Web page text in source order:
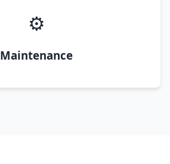
⚙️
Maintenance